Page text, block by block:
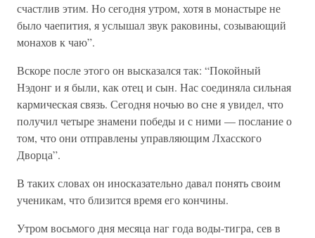
счастлив этим. Но сегодня утром, хотя в монастыре не
было чаепития, я услышал звук раковины, созывающий
монахов к чаю”.
Вскоре после этого он высказался так: “Покойный
Нэдонг и я были, как отец и сын. Нас соединяла сильная
кармическая связь. Сегодня ночью во сне я увидел, что
получил четыре знамени победы и с ними — послание о
том, что они отправлены управляющим Лхасского
Дворца”.
В таких словах он иносказательно давал понять своим
ученикам, что близится время его кончины.
Утром восьмого дня месяца наг года воды-тигра, сев в